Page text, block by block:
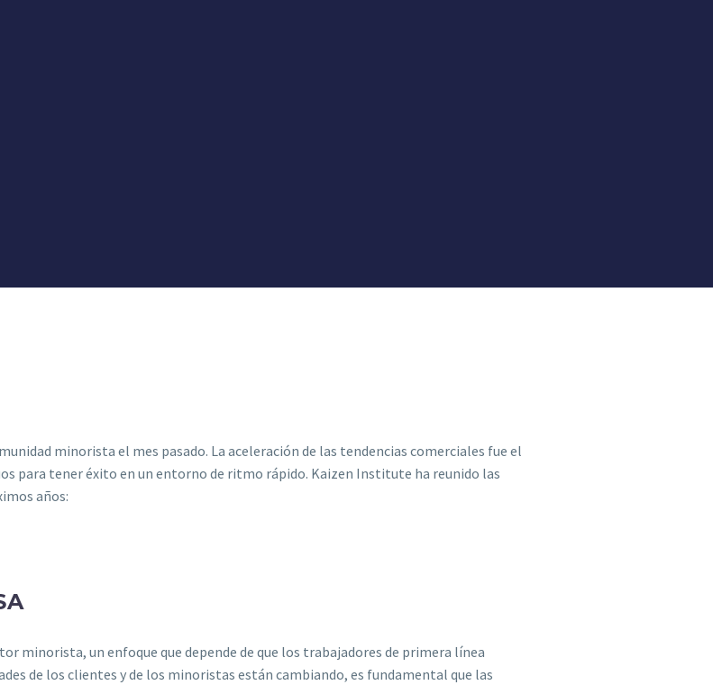
minorista el mes pasado. La aceleración de las tendencias comerciales fue el
para tener éxito en un entorno de ritmo rápido. Kaizen Institute ha reunido las
años:
minorista, un enfoque que depende de que los trabajadores de primera línea
de los clientes y de los minoristas están cambiando, es fundamental que las